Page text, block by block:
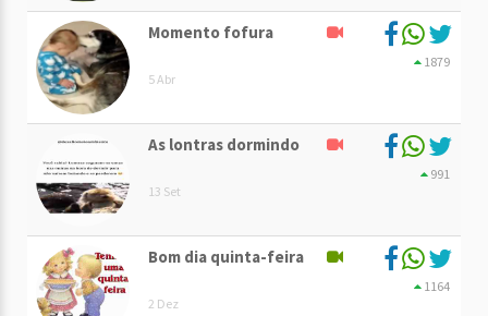
Momento fofura
5 Abr
1879
As lontras dormindo
13 Set
991
Bom dia quinta-feira
2 Dez
1164